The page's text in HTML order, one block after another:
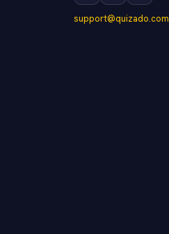
support@quizado.com